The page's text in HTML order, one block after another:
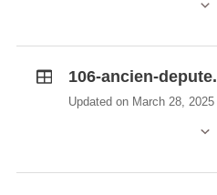
106-ancien-
Updated on March 28, 2025